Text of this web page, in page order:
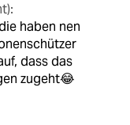
haben nen
dass das
zugeht😂